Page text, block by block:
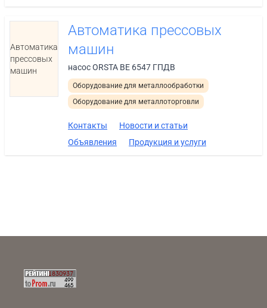
Автоматика
прессовых
машин
Автоматика прессовых
машин
насос ORSTA ВЕ 6547 ГПДВ
Оборудование для металлообработки
Оборудование для металлоторговли
Контакты
Новости и статьи
Объявления
Продукция и услуги